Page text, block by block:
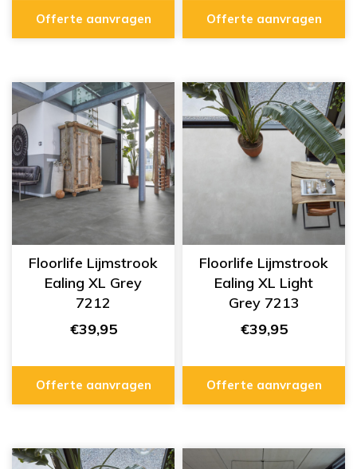
Offerte aanvragen Offerte aanvragen
Floorlife Lijmstrook
Ealing XL Grey
7212
€39,95
Offerte aanvragen
Floorlife Lijmstrook
Ealing XL Light
Grey 7213
€39,95
Offerte aanvragen